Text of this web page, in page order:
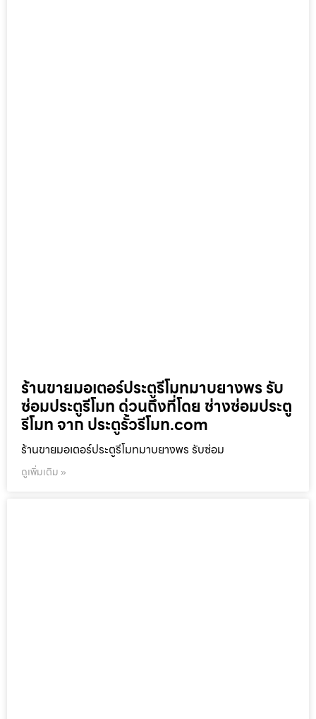
ร้านขายมอเตอร์ประตูรีโมทมาบยางพร รับ
ซ่อมประตูรีโมท ด่วนถึงที่โดย ช่างซ่อมประตู
รีโมท จาก ประตูรั้วรีโมท.com
ร้านขายมอเตอร์ประตูรีโมทมาบยางพร รับซ่อม
ดูเพิ่มเติม »